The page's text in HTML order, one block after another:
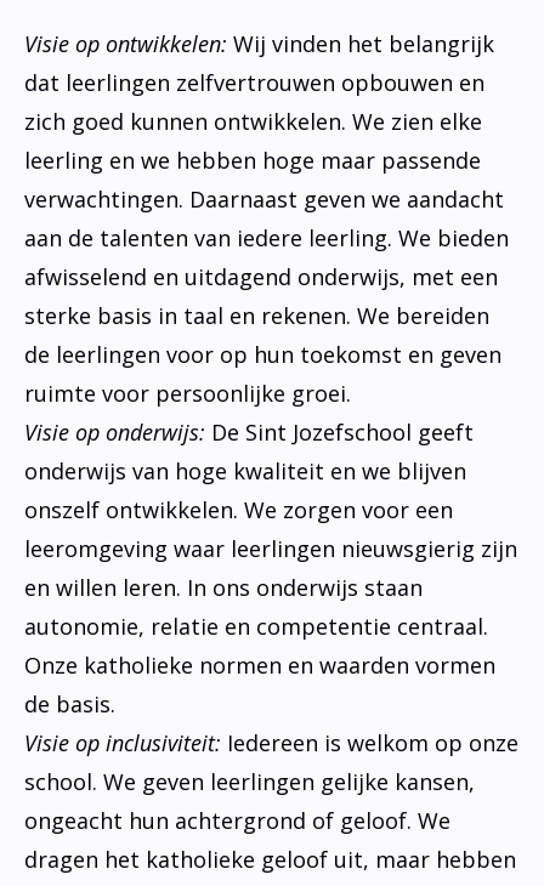
Visie op ontwikkelen: Wij vinden het belangrijk
dat leerlingen zelfvertrouwen opbouwen en
zich goed kunnen ontwikkelen. We zien elke
leerling en we hebben hoge maar passende
verwachtingen. Daarnaast geven we aandacht
aan de talenten van iedere leerling. We bieden
afwisselend en uitdagend onderwijs, met een
sterke basis in taal en rekenen. We bereiden
de leerlingen voor op hun toekomst en geven
ruimte voor persoonlijke groei.
Visie op onderwijs: De Sint Jozefschool geeft
onderwijs van hoge kwaliteit en we blijven
onszelf ontwikkelen. We zorgen voor een
leeromgeving waar leerlingen nieuwsgierig zijn
en willen leren. In ons onderwijs staan
autonomie, relatie en competentie centraal.
Onze katholieke normen en waarden vormen
de basis.
Visie op inclusiviteit: Iedereen is welkom op onze
school. We geven leerlingen gelijke kansen,
ongeacht hun achtergrond of geloof. We
dragen het katholieke geloof uit, maar hebben